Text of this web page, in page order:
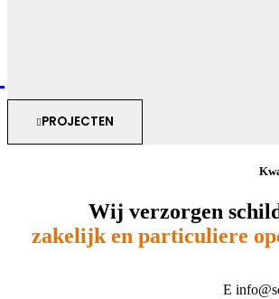
PROJECTEN
Wij verzorgen
zakelijk en particuliere
E